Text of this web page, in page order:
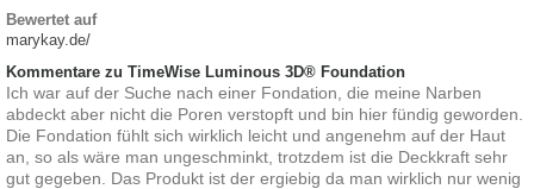
Bewertet auf
marykay.de/
Kommentare zu TimeWise Luminous 3D® Foundation
Ich war auf der Suche nach einer Fondation, die meine Narben
abdeckt aber nicht die Poren verstopft und bin hier fündig geworden.
Die Fondation fühlt sich wirklich leicht und angenehm auf der Haut
an, so als wäre man ungeschminkt, trotzdem ist die Deckkraft sehr
gut gegeben. Das Produkt ist der ergiebig da man wirklich nur wenig